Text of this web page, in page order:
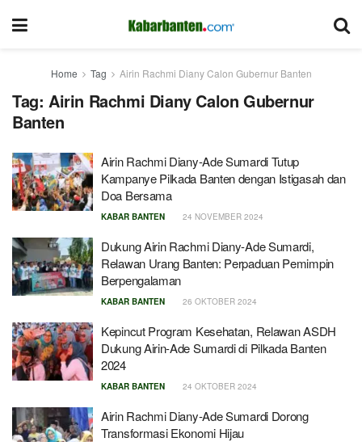
Home Tag Airin Rachmi Diany Calon Gubernur Banten
Tag: Airin Rachmi Diany Calon Gubernur
Banten
Airin Rachmi Diany-Ade Sumardi Tutup
Kampanye Pilkada Banten dengan Istigasah dan
Doa Bersama
KABAR BANTEN 24 NOVEMBER 2024
Dukung Airin Rachmi Diany-Ade Sumardi,
Relawan Urang Banten: Perpaduan Pemimpin
Berpengalaman
KABAR BANTEN 26 OKTOBER 2024
Kepincut Program Kesehatan, Relawan ASDH
Dukung Airin-Ade Sumardi di Pilkada Banten
2024
KABAR BANTEN 24 OKTOBER 2024
Airin Rachmi Diany-Ade Sumardi Dorong
Transformasi Ekonomi Hijau